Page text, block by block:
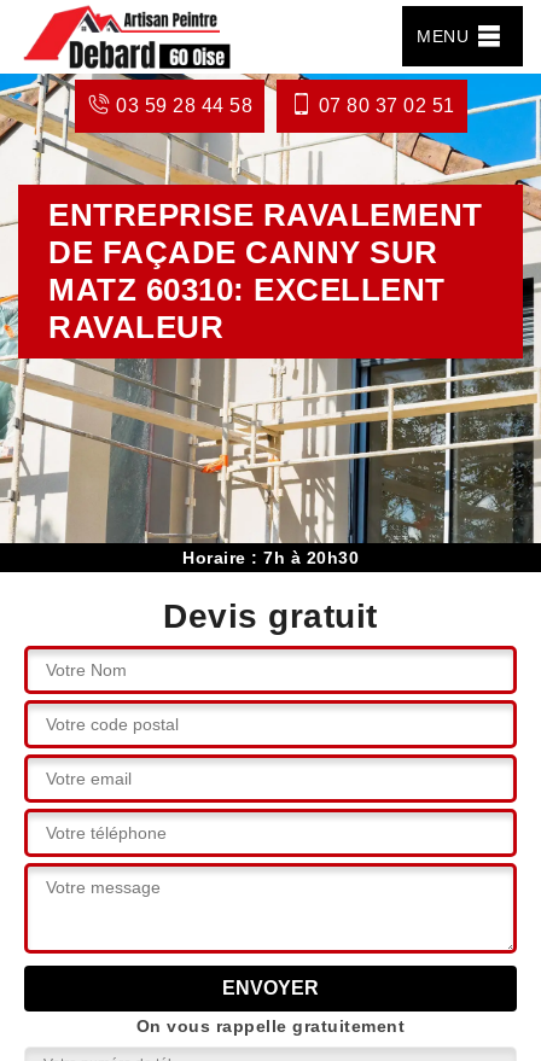
MENU
03 59 28 44 58 07 80 37 02 51
ENTREPRISE RAVALEMENT
DE FAÇADE CANNY SUR
MATZ 60310: EXCELLENT
RAVALEUR
Horaire : 7h à 20h30
Devis gratuit
On vous rappelle gratuitement